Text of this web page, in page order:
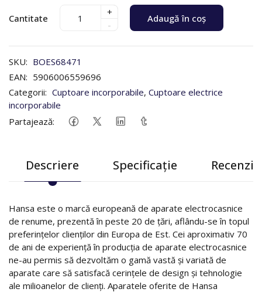
Cantitate
+
-
Adaugă în coș
SKU: BOES68471
EAN: 5906006559696
Categorii: Cuptoare incorporabile, Cuptoare electrice
incorporabile
Partajează:
Descriere Specificație Recenzii
Hansa este o marcă europeană de aparate electrocasnice
de renume, prezentă în peste 20 de ţări, aflându-se în topul
preferinţelor clienţilor din Europa de Est. Cei aproximativ 70
de ani de experienţă în producţia de aparate electrocasnice
ne-au permis să dezvoltăm o gamă vastă şi variată de
aparate care să satisfacă cerinţele de design şi tehnologie
ale milioanelor de clienţi. Aparatele oferite de Hansa